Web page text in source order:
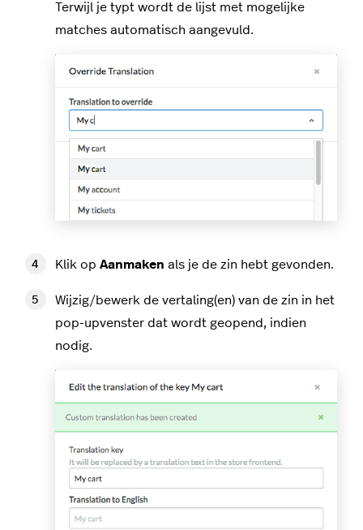
Terwijl je typt wordt de lijst met mogelijke
matches automatisch aangevuld.
Klik op Aanmaken als je de zin hebt gevonden.
Wijzig/bewerk de vertaling(en) van de zin in het
pop-upvenster dat wordt geopend, indien
nodig.